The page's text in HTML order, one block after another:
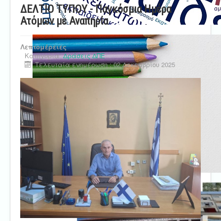
ΔΕΛΤΙΟ ΤΥΠΟΥ - Παγκόσμια Ημέρα
Ατόμων με Αναπηρία
Λεπτομέρειες
Κατηγορία:Δράσεις ΔΠΕ
Τελευταία ενημέρωση : 02 Δεκεμβρίου 2025